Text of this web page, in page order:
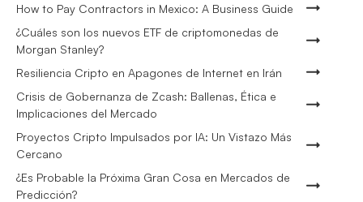
How to Pay Contractors in Mexico: A Business Guide
¿Cuáles son los nuevos ETF de criptomonedas de
Morgan Stanley?
Resiliencia Cripto en Apagones de Internet en Irán
Crisis de Gobernanza de Zcash: Ballenas, Ética e
Implicaciones del Mercado
Proyectos Cripto Impulsados por IA: Un Vistazo Más
Cercano
¿Es Probable la Próxima Gran Cosa en Mercados de
Predicción?